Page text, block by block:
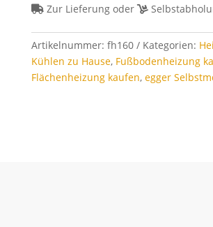
m²
Rohrabstand
8
cm
Zur Lieferung oder
Artikelnummer: fh160 Kategorien:
Kühlen zu Hause, Fußbodenheizung
Flächenheizung kaufen, egger